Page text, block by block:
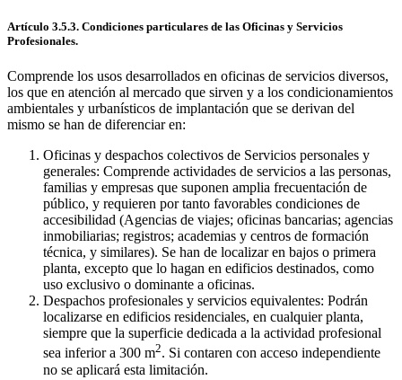
Artículo 3.5.3. Condiciones particulares de las Oficinas y Servicios
Profesionales.
Comprende los usos desarrollados en oficinas de servicios diversos,
los que en atención al mercado que sirven y a los condicionamientos
ambientales y urbanísticos de implantación que se derivan del
mismo se han de diferenciar en:
Oficinas y despachos colectivos de Servicios personales y
generales: Comprende actividades de servicios a las personas,
familias y empresas que suponen amplia frecuentación de
público, y requieren por tanto favorables condiciones de
accesibilidad (Agencias de viajes; oficinas bancarias; agencias
inmobiliarias; registros; academias y centros de formación
técnica, y similares). Se han de localizar en bajos o primera
planta, excepto que lo hagan en edificios destinados, como
uso exclusivo o dominante a oficinas.
Despachos profesionales y servicios equivalentes: Podrán
localizarse en edificios residenciales, en cualquier planta,
siempre que la superficie dedicada a la actividad profesional
sea inferior a 300 m2. Si contaren con acceso independiente
no se aplicará esta limitación.